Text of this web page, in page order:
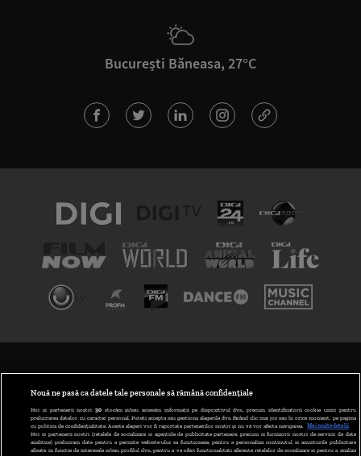
București Băneasa, 27°C
ABONARE DIGI TV
GESTIONAȚI PREFERINȚELE
Nouă ne pasă ca datele tale personale să rămână confidențiale
Noi și partenerii noștri 30stocăm și/sau accesăm informații pe dispozitivul dvs., precum identificatorii cookie unici pentru
prelucrarea datelor cu caracter personal. Puteți accepta sau gestiona alegerile dvs. făcând clic mai jos sau în orice moment, pe pagina
cu politica de confidențialitate. Aceste alegeri vor fi raportate partenerilor noștri și nu vă vor afecta navigarea.
Mai multe detalii
Noi si partenerii nostri (retelele de socializare si agentiile de publicitate partenere, precum si furnizorii nostri de servicii de date
analitice) prelucram date pentru a permite website-ului sa functioneze, pentru a personaliza continutul si anunturile publicitare
afisate in functie de interesele si/sau profilul dvs., pentru a va oferi functionalitati aferente retelelor de socializare si pentru a analiza